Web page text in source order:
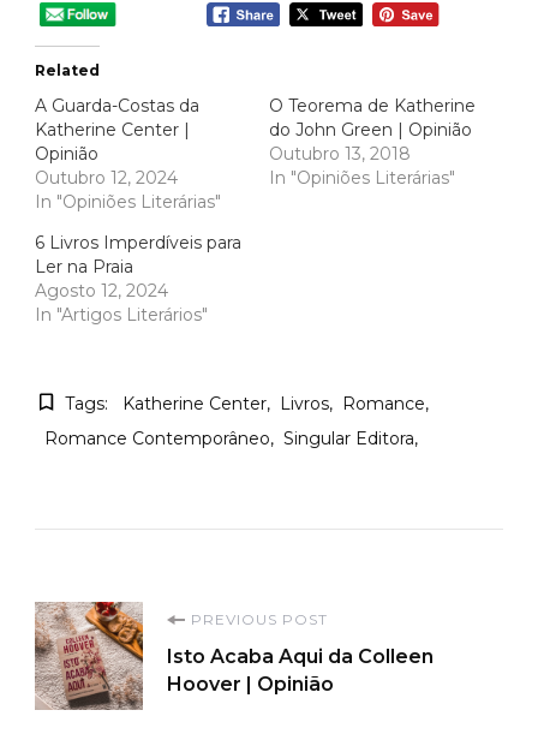
Related
A Guarda-Costas da
Katherine Center |
Opinião
Outubro 12, 2024
In "Opiniões Literárias"
O Teorema de Katherine
do John Green | Opinião
Outubro 13, 2018
In "Opiniões Literárias"
6 Livros Imperdíveis para
Ler na Praia
Agosto 12, 2024
In "Artigos Literários"
Tags: Katherine Center Livros
Romance
Romance Contemporâneo
Singular Editora
Post
Navigation
PREVIOUS POST
Isto Acaba Aqui da Colleen
Hoover | Opinião